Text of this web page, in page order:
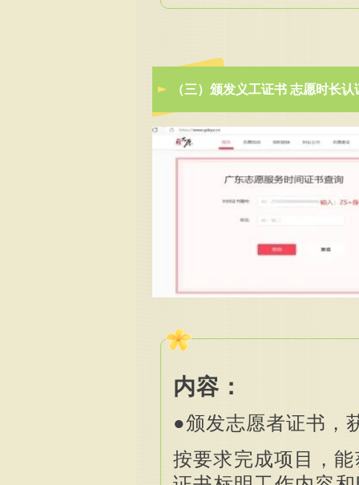
（三）颁发义工证书 志愿时长认
内容：
●颁发志愿者证书，
按要求完成项目，